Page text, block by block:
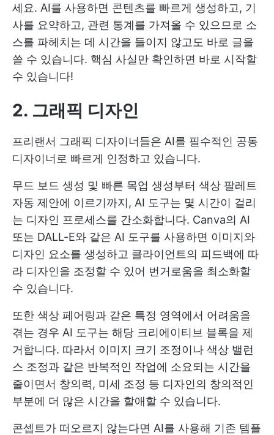
세요. AI를 사용하면 콘텐츠를 빠르게 생성하고, 기
사를 요약하고, 관련 통계를 가져올 수 있으므로 소
스를 파헤치는 데 시간을 들이지 않고도 바로 글을
쓸 수 있습니다. 핵심 사실만 확인하면 바로 시작할
수 있습니다!
2. 그래픽 디자인
프리랜서 그래픽 디자이너들은 AI를 필수적인 공동
디자이너로 빠르게 인정하고 있습니다.
무드 보드 생성 및 빠른 목업 생성부터 색상 팔레트
자동 제안에 이르기까지, AI 도구는 몇 시간이 걸리
는 디자인 프로세스를 간소화합니다. Canva의 AI
또는 DALL-E와 같은 AI 도구를 사용하면 이미지와
디자인 요소를 생성하고 클라이언트의 피드백에 따
라 디자인을 조정할 수 있어 번거로움을 최소화할
수 있습니다.
또한 색상 페어링과 같은 특정 영역에서 어려움을
겪는 경우 AI 도구는 해당 크리에이티브 블록을 제
거합니다. 따라서 이미지 크기 조정이나 색상 밸런
스 조정과 같은 반복적인 작업에 소요되는 시간을
줄이면서 창의력, 미세 조정 등 디자인의 창의적인
부분에 더 많은 시간을 할애할 수 있습니다.
콘셉트가 떠오르지 않는다면 AI를 사용해 기존 템플